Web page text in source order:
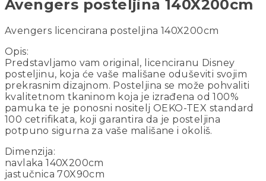
Avengers posteljina 140X200cm
Avengers licencirana posteljina 140X200cm
Opis:
Predstavljamo vam original, licenciranu Disney
posteljinu, koja će vaše mališane oduševiti svojim
prekrasnim dizajnom. Posteljina se može pohvaliti
kvalitetnom tkaninom koja je izrađena od 100%
pamuka te je ponosni nositelj OEKO-TEX standard
100 cetrifikata, koji garantira da je posteljina
potpuno sigurna za vaše mališane i okoliš.
Dimenzija:
navlaka 140X200cm
jastučnica 70X90cm